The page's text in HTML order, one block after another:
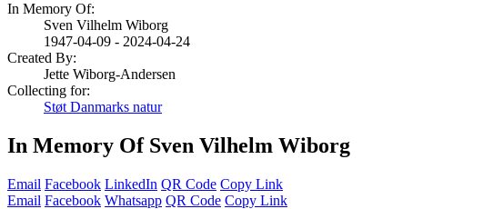
In Memory Of:
Sven Vilhelm Wiborg
1947-04-09 - 2024-04-24
Created By:
Jette Wiborg-Andersen
Collecting for:
Støt Danmarks natur
In Memory Of Sven Vilhelm Wiborg
Email Facebook LinkedIn QR Code Copy Link
Email Facebook Whatsapp QR Code Copy Link